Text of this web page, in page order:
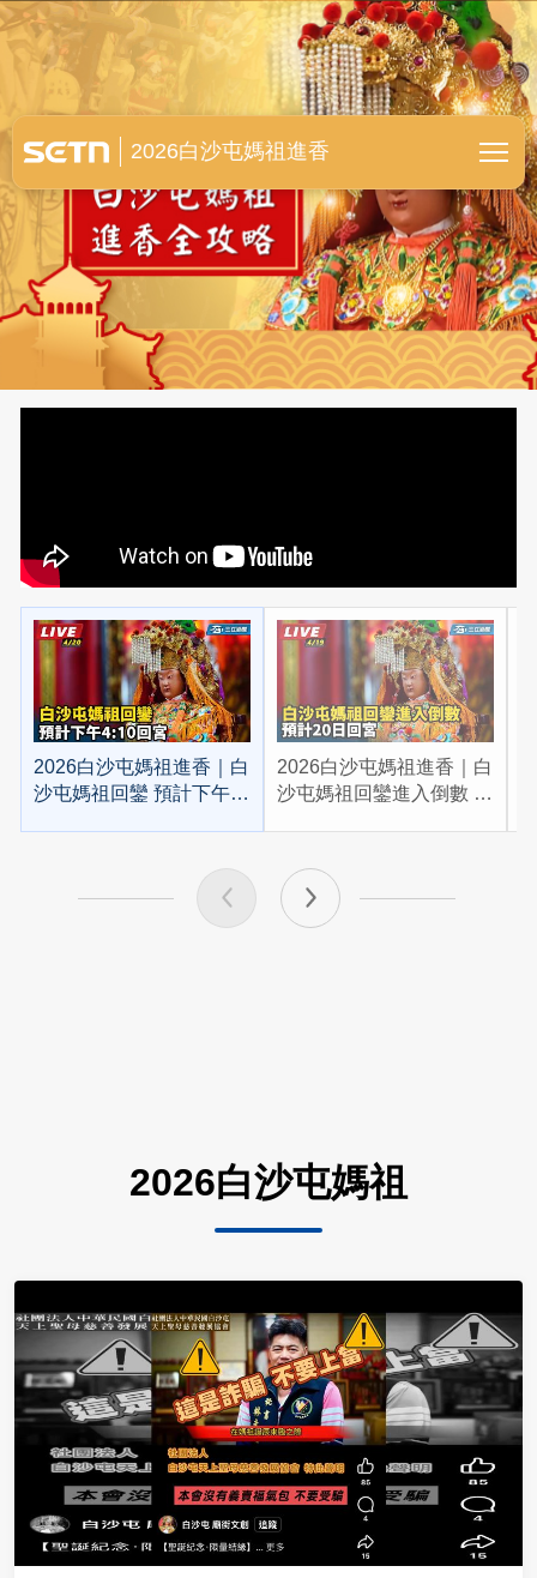
白沙屯媽祖進香全紀錄
2026白沙屯媽祖進香
2026白沙屯媽祖進香｜白
沙屯媽祖回鑾 預計下午
2026白沙屯媽祖進香｜白
沙屯媽祖回鑾進入倒數 預
2026白沙屯媽祖